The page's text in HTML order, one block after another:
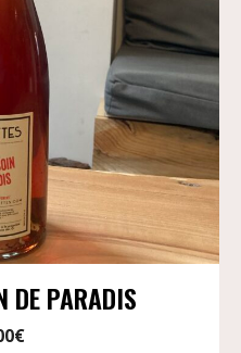
DE PARADIS
€